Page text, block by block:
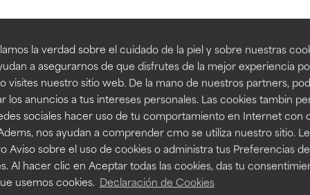
la verdad sobre el cuidado de la piel y sobre nuestras
a asegurarnos de que disfrutes de la mejor experiencia
visites nuestro sitio web. De la mano de nuestros partners,
los anuncios a tus intereses personales. Las cookies tambin
sociales hacer uso de tu comportamiento en Internet con
nos ayudan a comprender cmo se utiliza nuestro sitio.
Aviso sobre el uso de cookies o administra tus Preferencias de
Al hacer clic en Aceptar todas las cookies, das tu
usemos cookies. Declaración de Cookies
BACK TO SEARCH
to assess ingredients in this dictionary. Regulations
tan beneficiosos como los de la categoría excelente, suelen ser
la estabilidad o la absorción de una fórmula.
ciertas limitaciones en cuanto a su apariencia, estabilidad o
básicos o que no cuentan con suficiente respaldo científico.
algunos beneficios se recomienda evitarlo por su
tan beneficiosos como los de la categoría excelente, suelen ser
la estabilidad o la absorción de una fórmula.
ciertas limitaciones en cuanto a su apariencia, estabilidad o
básicos o que no cuentan con suficiente respaldo científico.
algunos beneficios se recomienda evitarlo por su